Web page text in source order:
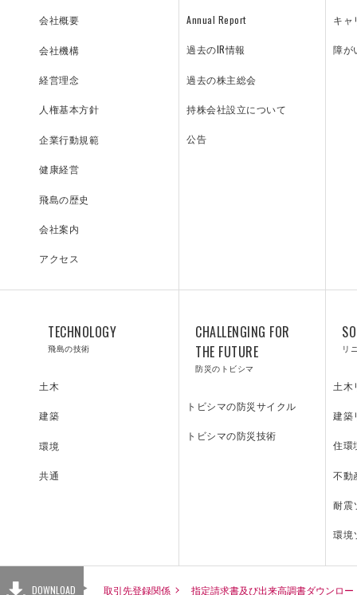
CO
NC
IE
RG
OP
LE
TA
RC
TI
会社概要
会社機構
経営理念
人権基本方針
企業行動規範
健康経営
飛島の歴史
会社案内
アクセス
Annual Report
過去のIR情報
過去の株主総会
持株会社設立について
公告
キャ
障が
TECHNOLOGY
飛島の技術
土木
建築
環境
共通
CHALLENGING FOR
THE FUTURE
防災のトビシマ
トビシマの防災サイクル
トビシマの防災技術
リ
土木
建築
住環
不動
耐震
環境
DOWNLOAD 取引先登録関係 指定請求書及び出来高調書ダウンロ